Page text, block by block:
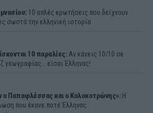
10 απλές ερωτήσεις που δείχνουν
σωστά την ελληνική ιστορία
10 παραλίες: Αν κάνεις 10/10 σε
γεωγραφίας... είσαι Έλληνας!
ο Παπαφλέσσας και ο Κολοκοτρώνης»: Η
που έκανε ποτέ Έλληνας